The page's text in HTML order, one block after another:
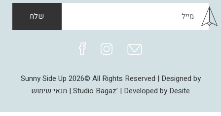
שלח
Sunny Side Up 2026© All Rights Reserved | Designed by
Studio Bagaz’ | Developed by Desite | תנאי שימוש